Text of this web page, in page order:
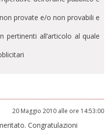
provate e/o non provabili e
pertinenti all’articolo al quale
20 Maggio 2010 alle ore 14:53:00
Congratulazioni